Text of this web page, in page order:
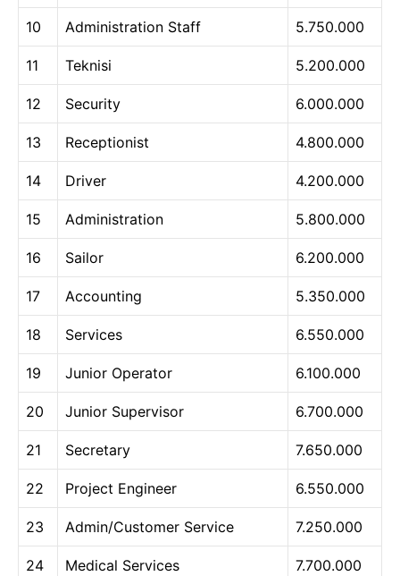
10 Administration Staff 5.750.000
11 Teknisi 5.200.000
12 Security 6.000.000
13 Receptionist 4.800.000
14 Driver 4.200.000
15 Administration 5.800.000
16 Sailor 6.200.000
17 Accounting 5.350.000
18 Services 6.550.000
19 Junior Operator 6.100.000
20 Junior Supervisor 6.700.000
21 Secretary 7.650.000
22 Project Engineer 6.550.000
23 Admin/Customer Service 7.250.000
24 Medical Services 7.700.000